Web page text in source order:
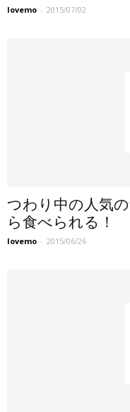
lovemo - 2015/07/02
つわり中の人気
ら食べられる！
lovemo - 2015/06/26